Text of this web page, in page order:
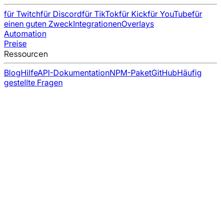
für Twitchfür Discordfür TikTokfür Kickfür YouTubefür
einen guten ZweckIntegrationenOverlays
Automation
Preise
Ressourcen
BlogHilfeAPI-DokumentationNPM-PaketGitHubHäufig
gestellte Fragen